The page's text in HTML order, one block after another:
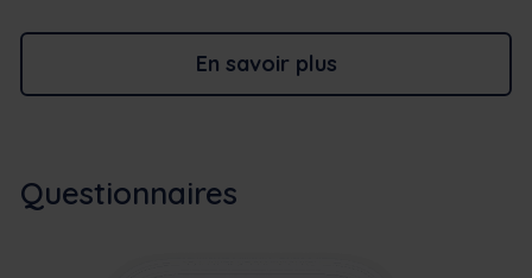
En savoir plus
Questionnaires